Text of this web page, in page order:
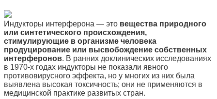
Индукторы интерферона — это вещества природного
или синтетического происхождения,
стимулирующие в организме человека
продуцирование или высвобождение собственных
интерферонов. В ранних доклинических исследованиях
в 1970-х годах индукторы не показали явного
противовирусного эффекта, но у многих из них была
выявлена высокая токсичность; они не применяются в
медицинской практике развитых стран.